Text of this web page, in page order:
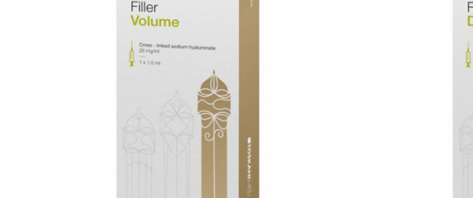
ÓLEOS
PROTEÇÃO SOLAR
ROSTO
SUPLEMENTOS